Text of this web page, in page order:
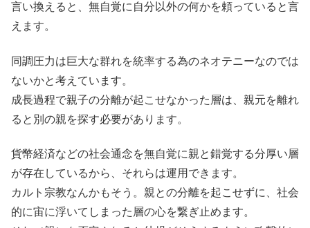
言い換えると、無自覚に自分以外の何かを頼っていると言
えます。
同調圧力は巨大な群れを統率する為のネオテニーなのでは
ないかと考えています。
成長過程で親子の分離が起こせなかった層は、親元を離れ
ると別の親を探す必要があります。
貨幣経済などの社会通念を無自覚に親と錯覚する分厚い層
が存在しているから、それらは運用できます。
カルト宗教なんかもそう。親との分離を起こせずに、社会
的に宙に浮いてしまった層の心を繋ぎ止めます。